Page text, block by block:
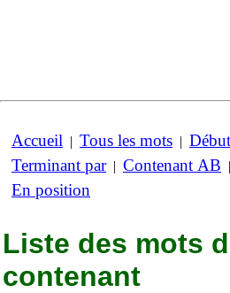
Accueil | Tous les mots |
Terminant par| Contenant AB |
En position
Liste des mots
contenant